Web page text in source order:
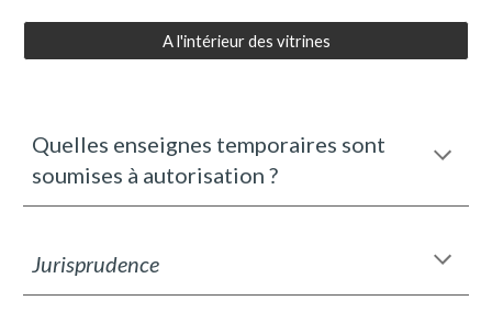
A l'intérieur des vitrines
Quelles enseignes temporaires sont
soumises à autorisation ?
Jurisprudence